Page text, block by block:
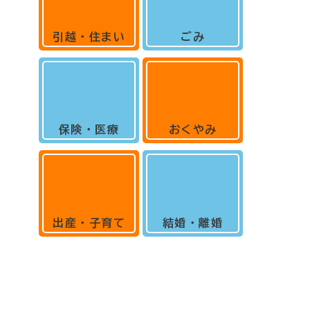
引越・住まい
保険・医療
出産・子育て
ごみ
おくやみ
結婚・離婚